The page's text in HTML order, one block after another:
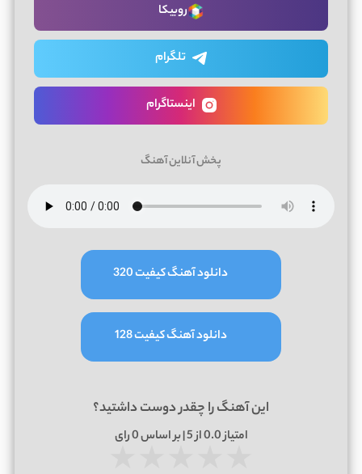
روبیکا
تلگرام
اینستاگرام
پخش آنلاین آهنگ
دانلود آهنگ کیفیت 320
دانلود آهنگ کیفیت 128
این آهنگ را چقدر دوست داشتید؟
امتیاز0.0از 5 | بر اساس 0رای